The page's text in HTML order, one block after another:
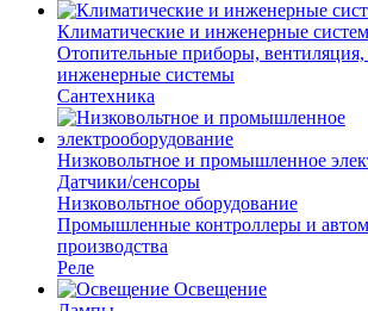
Климатические и инженерные
Отопительные приборы, вентиляция,
инженерные системы
Сантехника
Низковольтное и промышленное
Датчики/сенсоры
Низковольтное оборудование
Промышленные контроллеры и
производства
Реле
Освещение